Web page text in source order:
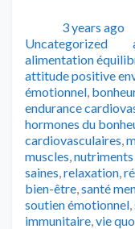
Publié3 years ago
Uncategorized
alimentation
attitude positive
émotionnel,
endurance
hormones du
cardiovasculaires,
muscles,nutriments
saines,relaxation,
bien-être,santé
soutien émotionnel,
immunitaire,vie